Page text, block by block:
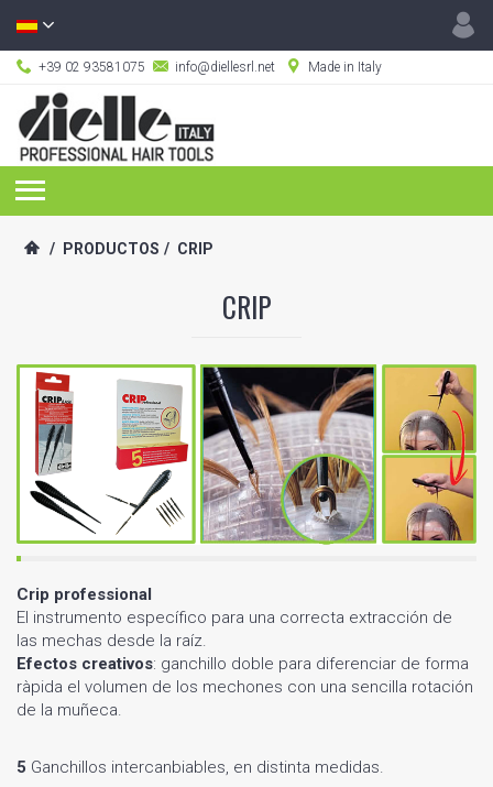
+39 02 93581075 info@diellesrl.net Made in Italy
/ PRODUCTOS / CRIP
CRIP
Crip professional
El instrumento específico para una correcta extracción de
las mechas desde la raíz.
Efectos creativos: ganchillo doble para diferenciar de forma
ràpida el volumen de los mechones con una sencilla rotación
de la muñeca.
5 Ganchillos intercanbiables, en distinta medidas.